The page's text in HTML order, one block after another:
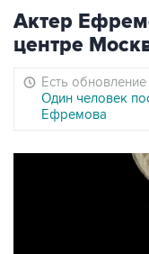
Актер
центре
Есть
Один человек
Ефремова